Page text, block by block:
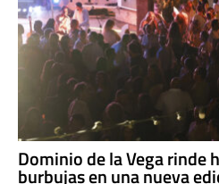
Dominio de la Vega rinde
burbujas en una nueva